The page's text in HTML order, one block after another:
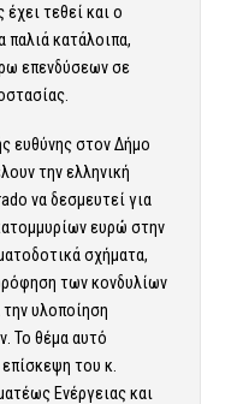
τεθεί και ο
παλιά κατάλοιπα,
επενδύσεων σε
ευθύνης στον Δήμο
την ελληνική
να δεσμευτεί για
ευρώ στην
σχήματα,
των κονδυλίων
υλοποίηση
Το θέμα αυτό
του κ.
Ενέργειας και